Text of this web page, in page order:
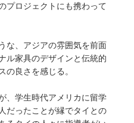
プロジェクトにも携わって
な、アジアの雰囲気を前面
ル家具のデザインと伝統的
の良さを感じる。
、学生時代アメリカに留学
だったことが縁でタイとの